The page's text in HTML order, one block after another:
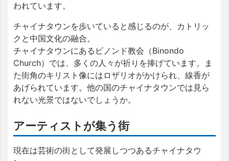
われています。
チャイナタウンを歩いていると感じるのが、カトリッ
クと中国文化の融合。
チャイナタウンにあるビノンド教会（Binondo
Church）では、多くの人々が祈りを捧げています。ま
た街角のキリスト像にはロザリオがかけられ、線香が
あげられています。他の国のチャイナタウンでは見ら
れない光景ではないでしょうか。
アーティストが集う街
現在は芸術の街として発展しつつあるチャイナタウ